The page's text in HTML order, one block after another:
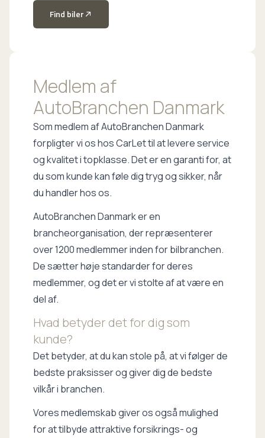
Find biler
Medlem af
AutoBranchen Danmark
Som medlem af AutoBranchen Danmark
forpligter vi os hos CarLet til at levere service
og kvalitet i topklasse. Det er en garanti for, at
du som kunde kan føle dig tryg og sikker, når
du handler hos os.
AutoBranchen Danmark er en
brancheorganisation, der repræsenterer
over 1200 medlemmer inden for bilbranchen.
De sætter høje standarder for deres
medlemmer, og det er vi stolte af at være en
del af.
Hvad betyder det for dig som
kunde?
Det betyder, at du kan stole på, at vi følger de
bedste praksisser og giver dig de bedste
vilkår i branchen.
Vores medlemskab giver os også mulighed
for at tilbyde attraktive forsikrings- og